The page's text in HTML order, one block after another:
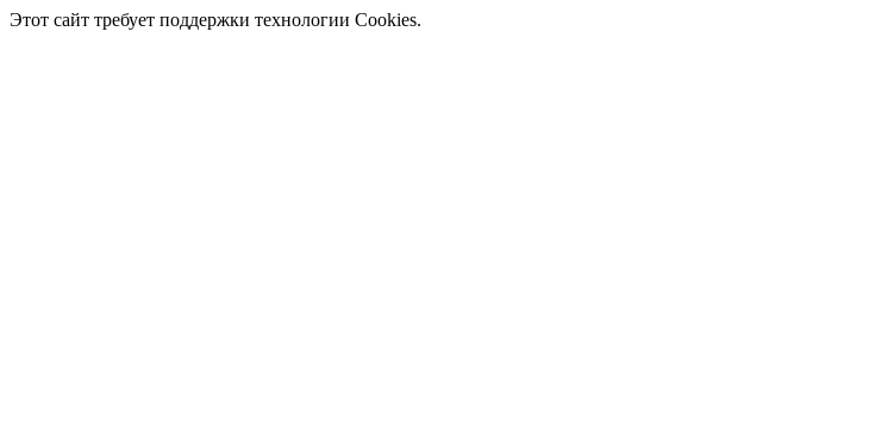
Этот сайт требует поддержки технологии Cookies.